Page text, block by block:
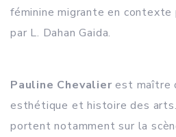
féminine migrante en
par L. Dahan Gaida.
Pauline Chevalier est maître
esthétique et histoire des
portent notamment sur la